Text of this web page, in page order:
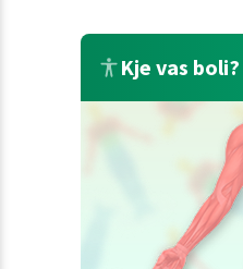
Kje vas boli?